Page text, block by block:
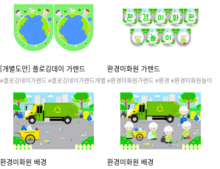
환경과생활 #지구와환경 #환경의날 #지구의
날 #환경보호 #환경지킴이 #지구지킴이 #지
구온난화 #재활용 #새활용 #플로깅 #쓰담달
리기 #리사이클 #업사이클 #환경과생활놀이
#환경과생활활동 #환경과생활도안 #환경과
생활자료 #환경과생활프로젝트 #환경과생활
환경지킴이 #지구지킴이 #지구온난화 #재활
용 #새활용 #플로깅 #쓰담달리기 #리사이클
#업사이클 #환경과생활놀이 #환경과생활활
동 #환경과생활도안 #환경과생활자료 #환경
과생활프로젝트 #환경과생활가랜드 #플로깅
[개별도안] 플로깅데이 가랜드
#플로깅데이가랜드 #플로깅데이가랜드개별
의날 #지구의날 #환경보호 #환경지킴이 #지
구지킴이 #지구온난화 #재활용 #새활용 #플
로깅 #쓰담달리기 #리사이클 #업사이클 #환
경과생활놀이 #환경과생활활동 #환경과생활
도안 #환경과생활자료 #환경과생활프로젝트
#환경과생활가랜드 #플로깅가랜드 #바다쓰
레기낚시놀이
환경미화원 가랜드
#환경미화원가랜드 #환경 #환경미화원놀이
의날 #환경보호 #환경지킴이 #지구지킴이 #
재활용 #리사이클 #플로깅 #환경미화원 #청
소 #직업 #환경과생활놀이 #환경과생활활동
#환경과생활도안 #환경과생활자료 #환경미
화원도안 #환경미화원자료 #환경과생활프로
젝트 #환경과생활가랜드
환경미화원 배경 환경미화원 배경